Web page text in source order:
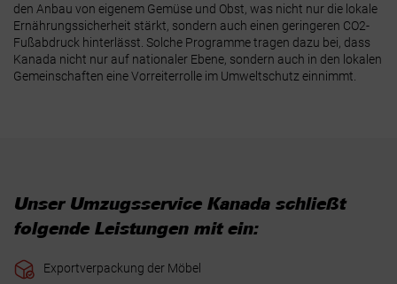
den Anbau von eigenem Gemüse und Obst, was nicht nur die lokale
Ernährungssicherheit stärkt, sondern auch einen geringeren CO2-
Fußabdruck hinterlässt. Solche Programme tragen dazu bei, dass
Kanada nicht nur auf nationaler Ebene, sondern auch in den lokalen
Gemeinschaften eine Vorreiterrolle im Umweltschutz einnimmt.
Unser Umzugsservice Kanada schließt
folgende Leistungen mit ein:
Exportverpackung der Möbel